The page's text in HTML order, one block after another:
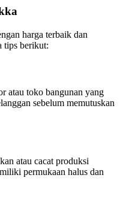
harga terbaik dan
tips berikut:
atau toko bangunan yang
sebelum memutuskan
atau cacat produksi
permukaan halus dan